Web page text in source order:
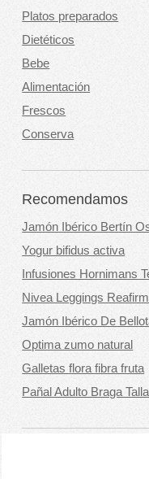
Platos preparados
Dietéticos
Bebe
Alimentación
Frescos
Conserva
Recomendamos
Jamón Ibérico Bertín
Yogur bifidus activa
Infusiones Hornimans
Nivea Leggings
Jamón Ibérico De
Optima zumo natural
Galletas flora fibra fruta
Pañal Adulto Braga